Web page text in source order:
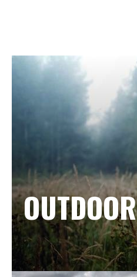
OUTDOOR